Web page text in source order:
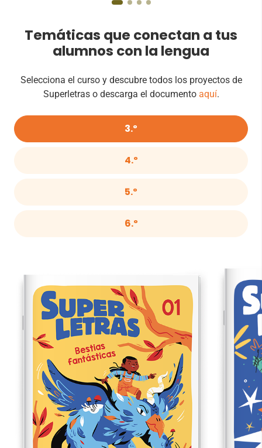
Temáticas que conectan a tus
alumnos con la lengua
Selecciona el curso y descubre todos los proyectos de
Superletras o descarga el documento aquí.
3.º
4.º
5.º
6.º